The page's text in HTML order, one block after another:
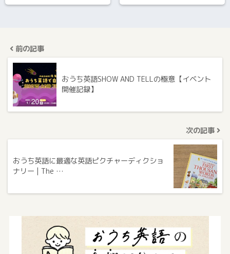
前の記事
おうち英語SHOW AND TELLの極意【イベント
開催記録】
次の記事
おうち英語に最適な英語ピクチャーディクショ
ナリー | The …